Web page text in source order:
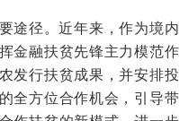
途径。近年来，作为境内
金融扶贫先锋主力模范作
发行扶贫成果，并安排投
全方位合作机会，引导带